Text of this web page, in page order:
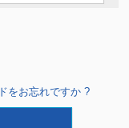
をお忘れですか ?